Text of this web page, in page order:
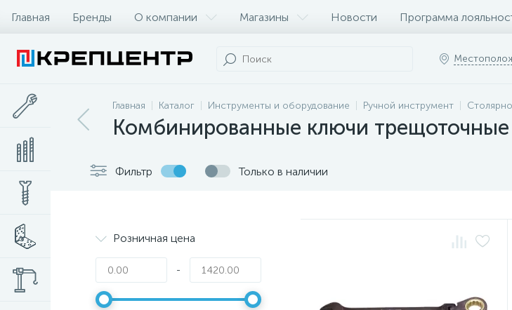
Главная Бренды О компании Магазины Новости Программа
Главная Каталог Инструменты и оборудование Ручной инструмент
Комбинированные ключи
Фильтр Только в наличии
Розничная цена
-